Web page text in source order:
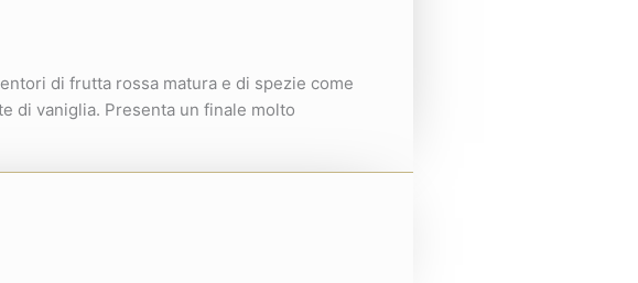
di frutta rossa matura e di spezie come
di vaniglia. Presenta un finale molto